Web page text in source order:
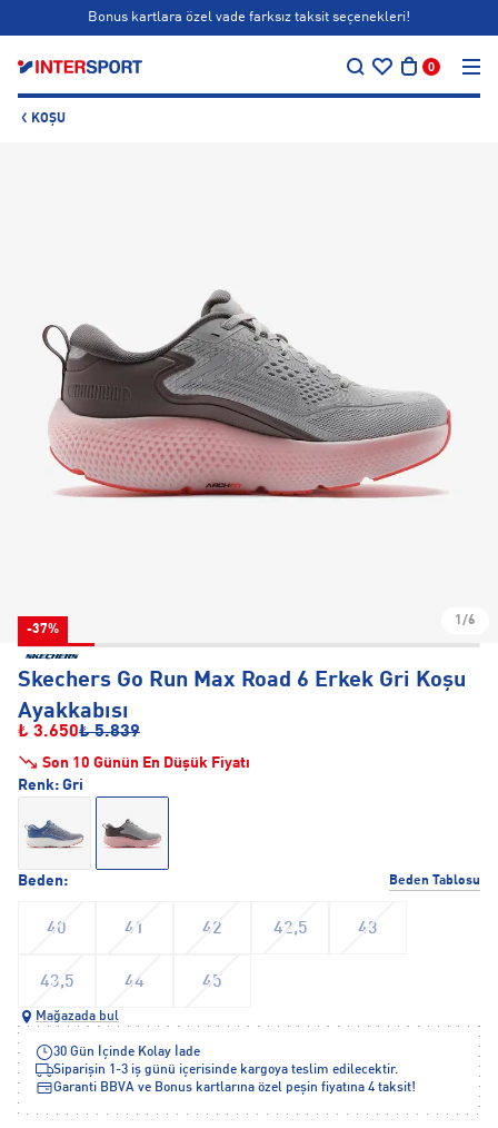
Bonus kartlara özel vade farksız taksit seçenekleri!
0
KOŞU
-37%
1/6
Skechers Go Run Max Road 6 Erkek Gri Koşu
Ayakkabısı
₺ 3.650₺ 5.839
Son 10 Günün En Düşük Fiyatı
Beden: Beden Tablosu
40 41 42 42,5 43
43,5 44 45
Renk: Gri
Mağazada bul
30 Gün İçinde Kolay İade
Siparişin 1-3 iş günü içerisinde kargoya teslim edilecektir.
Garanti BBVA ve Bonus kartlarına özel peşin fiyatına 4 taksit!